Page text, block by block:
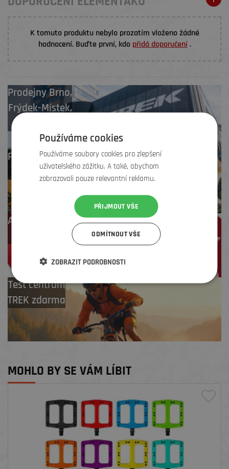
K tomuto produktu nebylo prozatím vloženo žádné
hodnocení. Buďte první, kdo přidá doporučení.
ProdejnyBrno,
Frýdek-Místek,
Profesionální záruční
i pozáruční servis
Až 4 % cashback
na další nákup
Test centrum
TREK zdarma
MOHLO BY SE VÁM LÍBIT
Používáme cookies
Používáme soubory cookies pro zlepšení
uživatelského zážitku. A také, abychom
zobrazovali pouze relevantní reklamu.
PŘIJMOUT VŠE
ODMÍTNOUT VŠE
ZOBRAZIT PODROBNOSTI